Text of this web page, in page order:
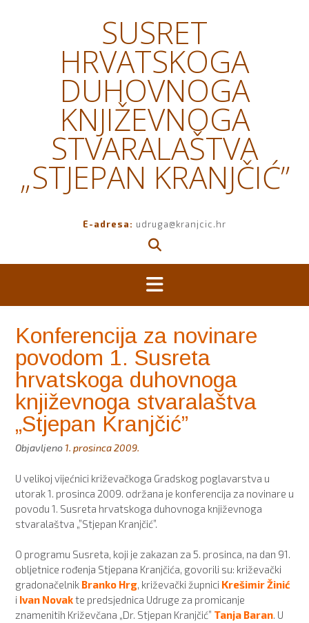
SUSRET
HRVATSKOGA
DUHOVNOGA
KNJIŽEVNOGA
STVARALAŠTVA
„STJEPAN KRANJČIĆ”
E-adresa: udruga@kranjcic.hr
Konferencija za novinare
povodom 1. Susreta
hrvatskoga duhovnoga
književnoga stvaralaštva
„Stjepan Kranjčić”
Objavljeno 1. prosinca 2009.
U velikoj vijećnici križevačkoga Gradskog poglavarstva u
utorak 1. prosinca 2009. održana je konferencija za novinare u
povodu 1. Susreta hrvatskoga duhovnoga književnoga
stvaralaštva „”Stjepan Kranjčić”.
O programu Susreta, koji je zakazan za 5. prosinca, na dan 91.
obljetnice rođenja Stjepana Kranjčića, govorili su: križevački
gradonačelnikBranko Hrg, križevački župnici Krešimir Žinić
i Ivan Novakte predsjednica Udruge za promicanje
znamenitih Križevčana „Dr. Stjepan Kranjčić” Tanja Baran. U